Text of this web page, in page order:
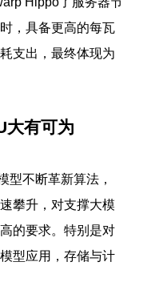
，具备更高的每瓦
支出，最终体现为
大有可为
型不断革新算法，
攀升，对支撑大模
的要求。 特别是对
型应用，存储与计